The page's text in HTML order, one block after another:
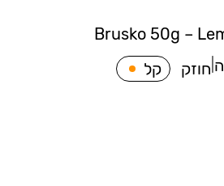
Brusko 50g –
חוזק קל